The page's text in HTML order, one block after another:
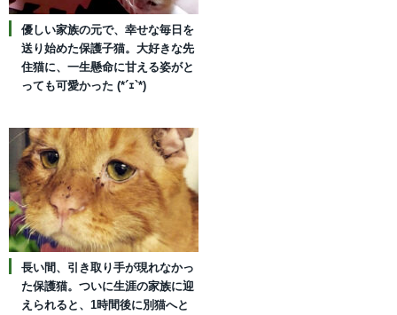
優しい家族の元で、幸せな毎日を
送り始めた保護子猫。大好きな先
住猫に、一生懸命に甘える姿がと
っても可愛かった (*´ｪ`*)
長い間、引き取り手が現れなかっ
た保護猫。ついに生涯の家族に迎
えられると、1時間後に別猫へと